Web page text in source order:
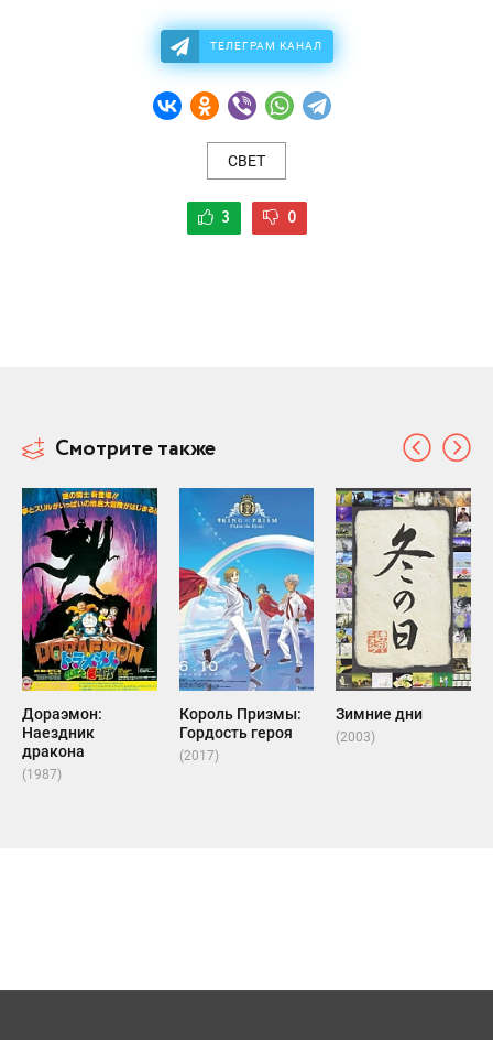
ТЕЛЕГРАМ КАНАЛ
СВЕТ
3 0
Смотрите также
Дораэмон:
Наездник
дракона
(1987)
Король Призмы:
Гордость героя
(2017)
Зимние дни
(2003)